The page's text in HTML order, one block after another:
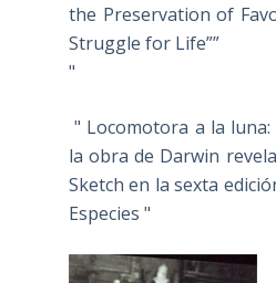
the Preservation of
Struggle for Life””
"
" Locomotora a la luna:
la obra de Darwin
Sketch en la sexta
Especies "